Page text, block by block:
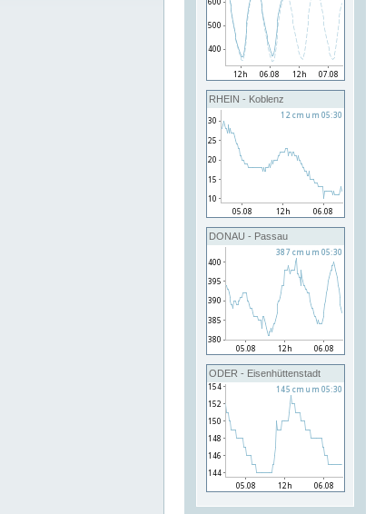
RHEIN - Koblenz
DONAU - Passau
ODER - Eisenhüttenstadt